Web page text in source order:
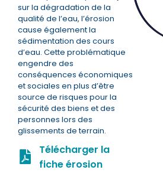
sur la dégradation de la
qualité de l’eau, l’érosion
cause également la
sédimentation des cours
d’eau. Cette problématique
engendre des
conséquences économiques
et sociales en plus d’être
source de risques pour la
sécurité des biens et des
personnes lors des
glissements de terrain.
Télécharger la
fiche érosion